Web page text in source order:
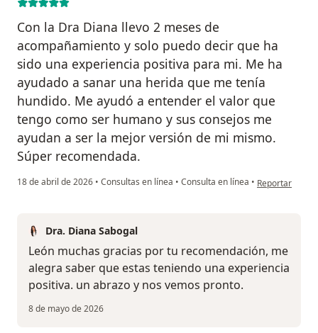
Con la Dra Diana llevo 2 meses de
acompañamiento y solo puedo decir que ha
sido una experiencia positiva para mi. Me ha
ayudado a sanar una herida que me tenía
hundido. Me ayudó a entender el valor que
tengo como ser humano y sus consejos me
ayudan a ser la mejor versión de mi mismo.
Súper recomendada.
18 de abril de 2026 • Consultas en línea • Consulta en línea • en opinión del
Reportar
Dra. Diana Sabogal
León muchas gracias por tu recomendación, me
alegra saber que estas teniendo una experiencia
positiva. un abrazo y nos vemos pronto.
8 de mayo de 2026